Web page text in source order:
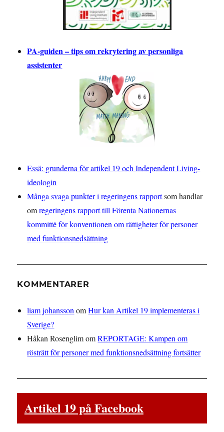
PA-guiden – tips om rekrytering av personliga
assistenter
Essä: grunderna för artikel 19 och Independent Living-
ideologin
Många svaga punkter i regeringens rapportsom handlar
omregeringens rapport till Förenta Nationernas
kommitté för konventionen om rättigheter för personer
med funktionsnedsättning
KOMMENTARER
liam johansson omHur kan Artikel 19 implementeras i
Sverige?
Håkan RosenglimomREPORTAGE: Kampen om
rösträtt för personer med funktionsnedsättning fortsätter
Artikel 19 på Facebook